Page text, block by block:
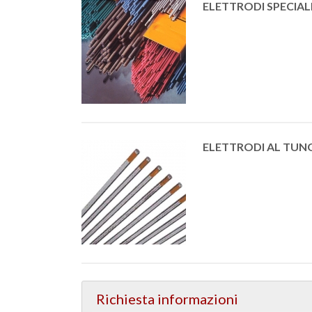
ELETTRODI SPECIALI
ELETTRODI AL
Richiesta informazioni